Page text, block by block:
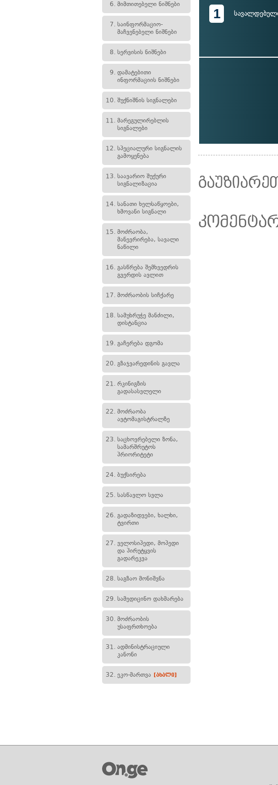
6. მიმთითებელი ნიშნები
7. საინფორმაციო-
მაჩვენებელი ნიშნები
8. სერვისის ნიშნები
9. დამატებითი
ინფორმაციის ნიშნები
10. შუქნიშნის სიგნალები
11. მარეგულირებლის
სიგნალები
12. სპეციალური სიგნალის
გამოყენება
13. საავარიო შუქური
სიგნალიზაცია
14. სანათი ხელსაწყოები,
ხმოვანი სიგნალი
15. მოძრაობა,
მანევრირება, სავალი
ნაწილი
16. გასწრება შემხვედრის
გვერდის ავლით
17. მოძრაობის სიჩქარე
18. სამუხრუჭე მანძილი,
დისტანცია
19. გაჩერება დგომა
20. გზაჯვარედინის გავლა
21. რკინიგზის
გადასასვლელი
22. მოძრაობა
ავტომაგისტრალზე
23. საცხოვრებელი ზონა,
სამარშრუტოს
პრიორიტეტი
24. ბუქსირება
25. სასწავლო სვლა
26. გადაზიდვები, ხალხი,
ტვირთი
27. ველოსიპედი, მოპედი
და პირუტყვის
გადარეკვა
28. საგზაო მონიშვნა
29. სამედიცინო დახმარება
30. მოძრაობის
უსაფრთხოება
31. ადმინისტრაციული
კანონი
32. ეკო-მართვა [ახალი]
1